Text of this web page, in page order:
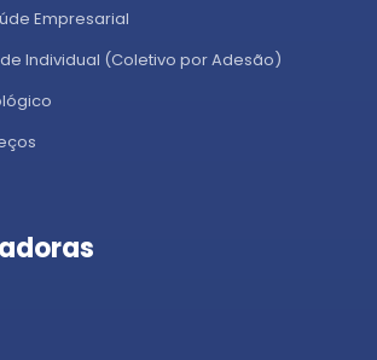
Empresarial
Individual (Coletivo por Adesão)